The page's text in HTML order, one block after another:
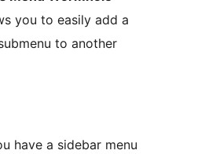
you to easily add a
to another
have a sidebar menu